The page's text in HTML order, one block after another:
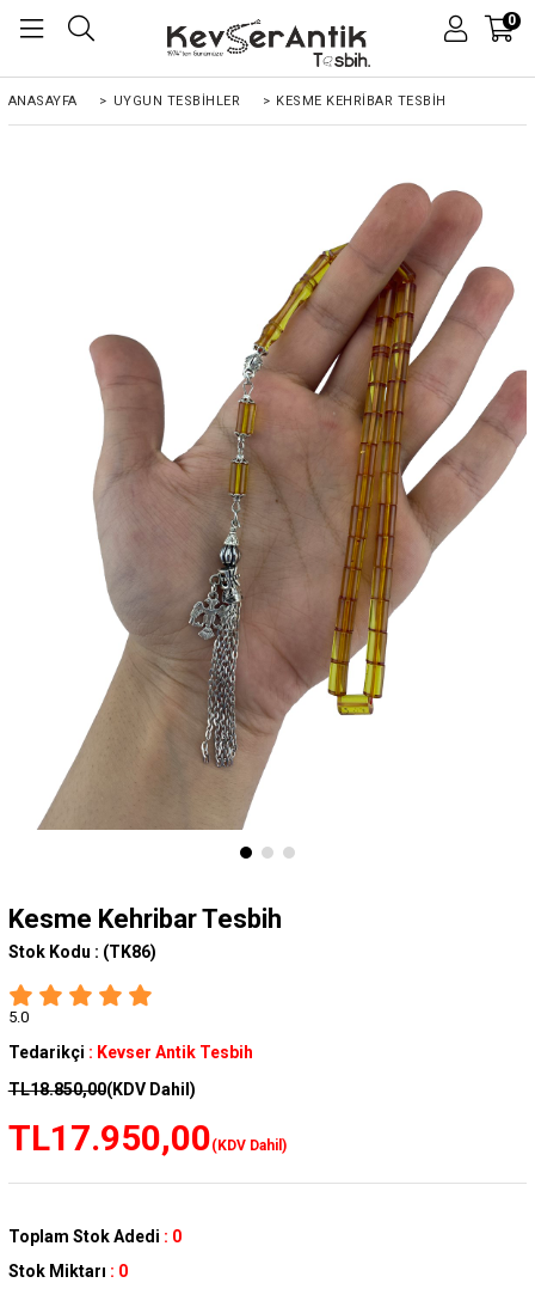
0
ANASAYFA > UYGUN TESBİHLER > KESME KEHRIBAR TESBIH
Kesme Kehribar Tesbih
Stok Kodu : (TK86)
5.0
Tedarikçi : Kevser Antik Tesbih
TL18.850,00(KDV Dahil)
TL17.950,00(KDV Dahil)
Toplam Stok Adedi : 0
Stok Miktarı : 0